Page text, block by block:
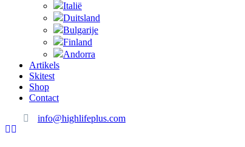
Italië
Duitsland
Bulgarije
Finland
Andorra
Artikels
Skitest
Shop
Contact
info@highlifeplus.com